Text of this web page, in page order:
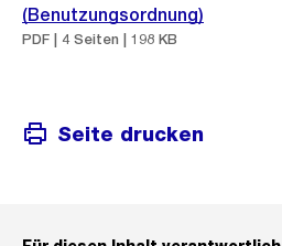
(Benutzungsordnung)
PDF | 4 Seiten | 198 KB
Seite drucken